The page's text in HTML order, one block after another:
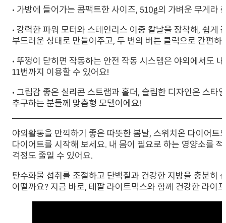
• 가방에 들어가는 콤팩트한 사이즈, 510g의 가벼운 무게라
• 강력한 파워 모터와 스테인리스 이중 칼날을 장착해, 쉽게
부드러운 상태로 만들어주고, 두 번의 버튼 클릭으로 간편하
• 뚜껑이 닫히면 작동하는 안전 작동 시스템은 야외에서도
11번까지 이용할 수 있어요!
• 그립감 좋은 실리콘 스트랩과 홀더, 슬림한 디자인은 스
추구하는 분들께 맞춤형 모델이에요!
야외활동을 만끽하기 좋은 따뜻한 봄날, 스위치온 다이어트
다이어트를 시작해 보세요. 내 몸이 필요로 하는 영양소를
걱정도 줄일 수 있어요.
탄수화물 섭취를 조절하고 단백질과 건강한 지방을 충분히
어떨까요? 지금 바로, 테팔 라이트믹스와 함께 건강한 라이